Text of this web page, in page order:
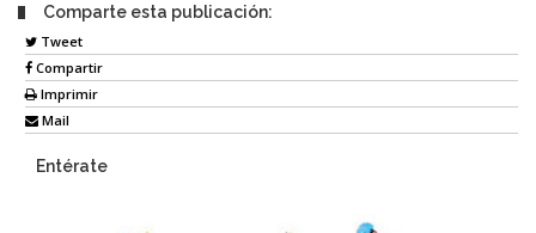
Comparte esta publicación:
Tweet
Compartir
Imprimir
Mail
Entérate